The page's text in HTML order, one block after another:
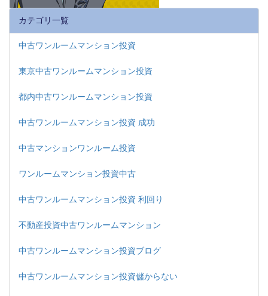
カテゴリ一覧
中古ワンルームマンション投資
東京中古ワンルームマンション投資
都内中古ワンルームマンション投資
中古ワンルームマンション投資 成功
中古マンションワンルーム投資
ワンルームマンション投資中古
中古ワンルームマンション投資 利回り
不動産投資中古ワンルームマンション
中古ワンルームマンション投資ブログ
中古ワンルームマンション投資儲からない